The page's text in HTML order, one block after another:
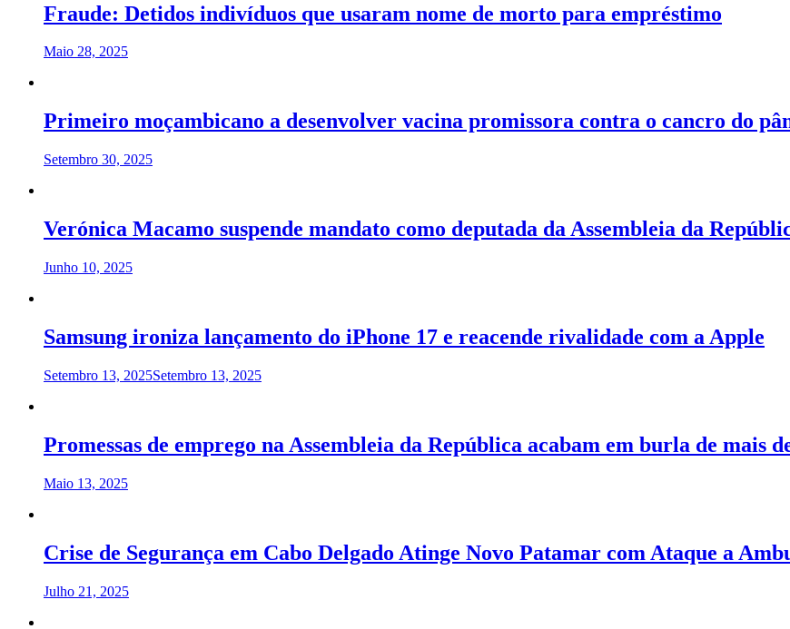
Fraude: Detidos indivíduos que usaram nome de morto para empréstimo
Maio 28, 2025
Primeiro moçambicano a desenvolver vacina promissora contra o cancro do
Setembro 30, 2025
Verónica Macamo suspende mandato como deputada da Assembleia da
Junho 10, 2025
Samsung ironiza lançamento do iPhone 17 e reacende rivalidade com a Apple
Setembro 13, 2025Setembro 13, 2025
Promessas de emprego na Assembleia da República acabam em burla de mais
Maio 13, 2025
Crise de Segurança em Cabo Delgado Atinge Novo Patamar com Ataque a
Julho 21, 2025